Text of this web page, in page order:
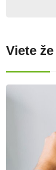
Viete že